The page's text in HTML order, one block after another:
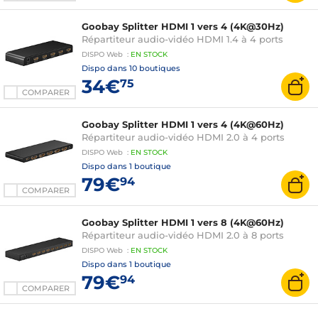
COMPARER
Goobay Splitter HDMI 1 vers 4 (4K@30Hz)
Répartiteur audio-vidéo HDMI 1.4 à 4 ports
DISPO Web : EN STOCK
Dispo dans 10 boutiques
34€75
COMPARER
Goobay Splitter HDMI 1 vers 4 (4K@60Hz)
Répartiteur audio-vidéo HDMI 2.0 à 4 ports
DISPO Web : EN STOCK
Dispo dans 1 boutique
79€94
COMPARER
Goobay Splitter HDMI 1 vers 8 (4K@60Hz)
Répartiteur audio-vidéo HDMI 2.0 à 8 ports
DISPO Web : EN STOCK
Dispo dans 1 boutique
79€94